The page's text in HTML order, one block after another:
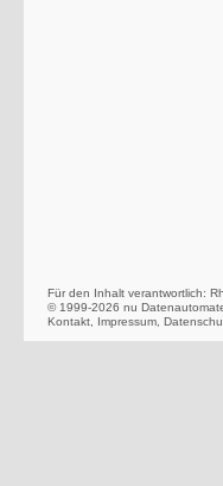
Für den Inhalt verantwortlich:
© 1999-2026 nu
Kontakt
Impressum